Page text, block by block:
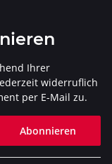
Ihrer
widerruflich
per E-Mail zu.
Abonnieren